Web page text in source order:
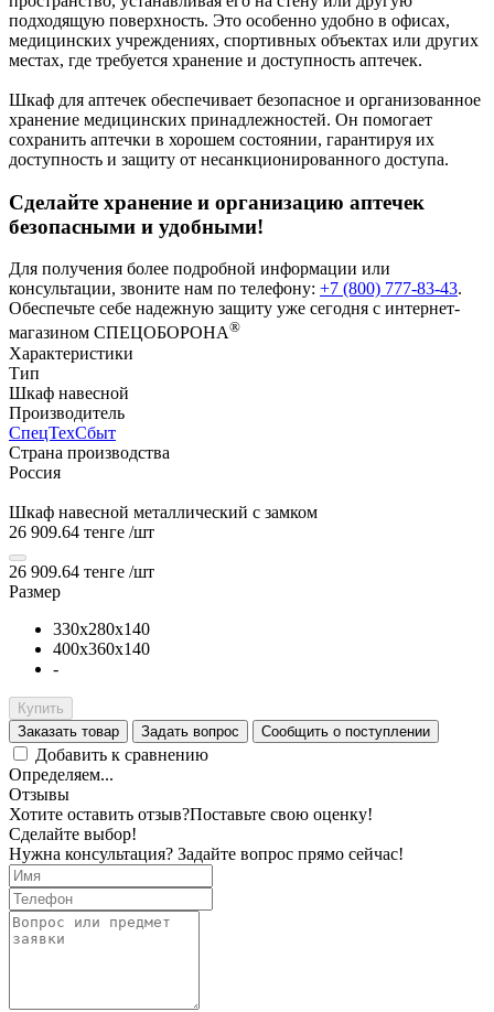
подходящую поверхность. Это особенно удобно в офисах,
медицинских учреждениях, спортивных объектах или других
местах, где требуется хранение и доступность аптечек.
Шкаф для аптечек обеспечивает безопасное и организованное
хранение медицинских принадлежностей. Он помогает
сохранить аптечки в хорошем состоянии, гарантируя их
доступность и защиту от несанкционированного доступа.
Сделайте хранение и организацию аптечек
безопасными и удобными!
Для получения более подробной информации или
консультации, звоните нам по телефону: +7 (800) 777-83-43.
Обеспечьте себе надежную защиту уже сегодня с интернет-
магазином СПЕЦОБОРОНА®
Характеристики
Тип
Шкаф навесной
Производитель
СпецТехСбыт
Страна производства
Россия
Шкаф навесной металлический с замком
26 909.64 тенге /шт
26 909.64 тенге /шт
Размер
330х280х140
400х360х140
-
Купить
Заказать товар
Задать вопрос Сообщить о поступлении
Добавить к сравнению
Определяем...
Отзывы
Хотите оставить отзыв?Поставьте свою оценку!
Сделайте выбор!
Нужна консультация? Задайте вопрос прямо сейчас!